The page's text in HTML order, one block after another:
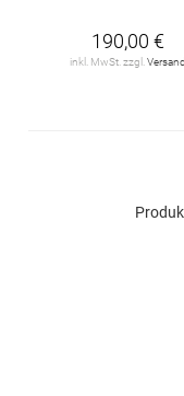
190,00 €
inkl. MwSt. zzgl. Versand